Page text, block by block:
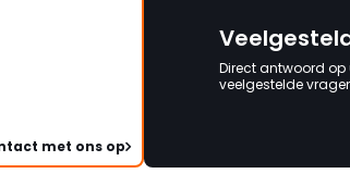
met ons op
Direct antwoord op
veelgestelde